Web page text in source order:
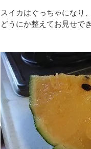
スイカはぐっちゃになり、
どうにか整えてお見せで